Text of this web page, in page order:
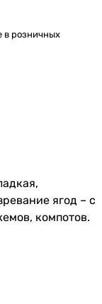
в розничных
ягод – с
компотов.